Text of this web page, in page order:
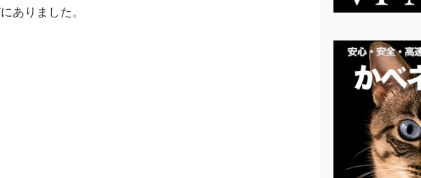
ありました。